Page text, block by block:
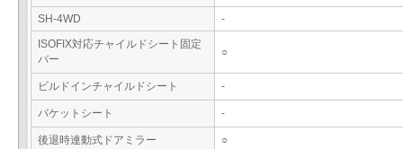
SH-4WD
-
ISOFIX対応チャイルドシート固定
バー
○
ビルドインチャイルドシート -
バケットシート -
後退時連動式ドアミラー ○